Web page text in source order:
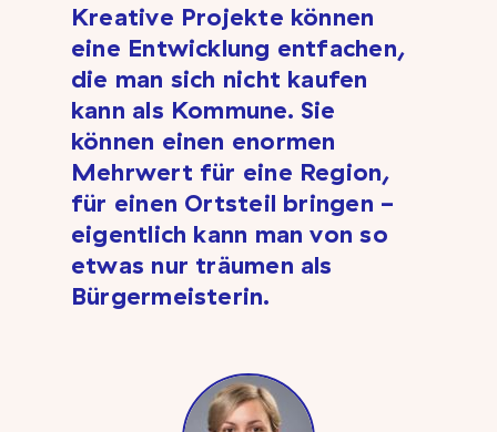
Kreative Projekte können
eine Entwicklung entfachen,
die man sich nicht kaufen
kann als Kommune. Sie
können einen enormen
Mehrwert für eine Region,
für einen Ortsteil bringen -
eigentlich kann man von so
etwas nur träumen als
Bürgermeisterin.